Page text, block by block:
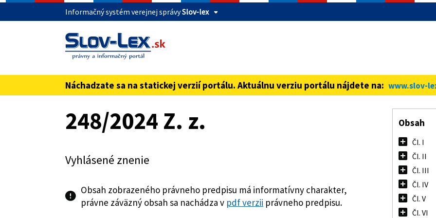
Informačný systém verejnej správySlov-lex
Táto stránka je zabezpečená
Buďte pozorní a vždy sa uistite, že zdieľate informácie iba cez zabezpečenú
pred názvom domény webového sídla.
Náchadzate sa na statickej verzií portálu. Aktuálnu verziu portálu nájdete na: www.slov-
Preskoč na obsah248/2024 Z. z.
Vyhlásené znenie
Obsah zobrazeného právneho predpisu má informatívny charakter,
právne záväzný obsah sa nachádza v pdf verzii právneho predpisu.
Obsah
Čl. I
Čl. II
Čl. III
Čl. IV
Čl. V
Čl. VI